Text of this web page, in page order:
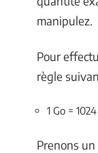
manipulez.
Pour
règle
1 Go =
Prenons